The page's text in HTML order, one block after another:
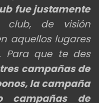
fue justamente
de visión
aquellos lugares
Para que te des
campañas de
la campaña
de